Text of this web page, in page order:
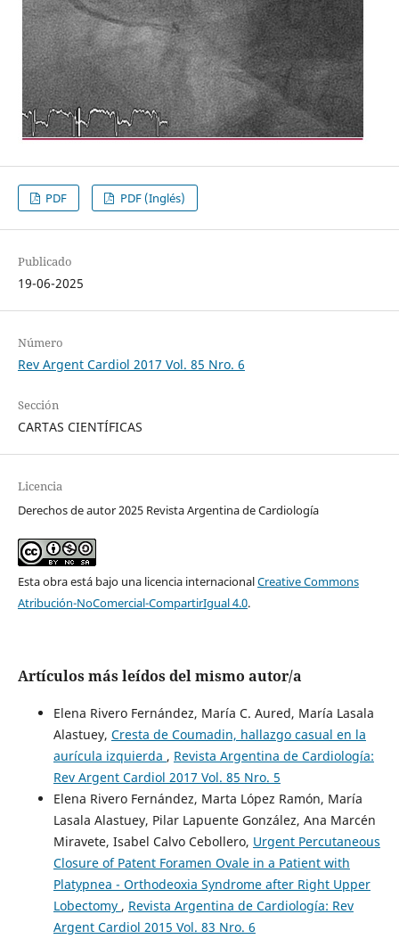
PDF PDF (Inglés)
Publicado
19-06-2025
Número
Rev Argent Cardiol 2017 Vol. 85 Nro. 6
Sección
CARTAS CIENTÍFICAS
Licencia
Derechos de autor 2025 Revista Argentina de Cardiología
Esta obra está bajo una licencia internacionalCreative Commons
Atribución-NoComercial-CompartirIgual 4.0.
Artículos más leídos del mismo autor/a
Elena Rivero Fernández, María C. Aured, María Lasala
Alastuey, Cresta de Coumadin, hallazgo casual en la
aurícula izquierda , Revista Argentina de Cardiología:
Rev Argent Cardiol 2017 Vol. 85 Nro. 5
Elena Rivero Fernández, Marta López Ramón, María
Lasala Alastuey, Pilar Lapuente González, Ana Marcén
Miravete, Isabel Calvo Cebollero, Urgent Percutaneous
Closure of Patent Foramen Ovale in a Patient with
Platypnea - Orthodeoxia Syndrome after Right Upper
Lobectomy , Revista Argentina de Cardiología: Rev
Argent Cardiol 2015 Vol. 83 Nro. 6